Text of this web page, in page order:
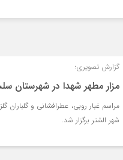
گزارش تصویری؛
مزار مطهر شهدا در شهرستان
مراسم غبار روبی، عطرافشانی و گلباران
شهر الشتر برگزار شد.